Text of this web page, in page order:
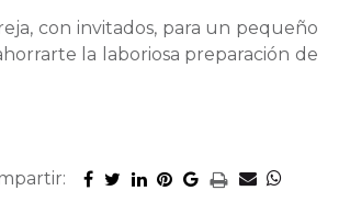
con invitados, para un pequeño
la laboriosa preparación de